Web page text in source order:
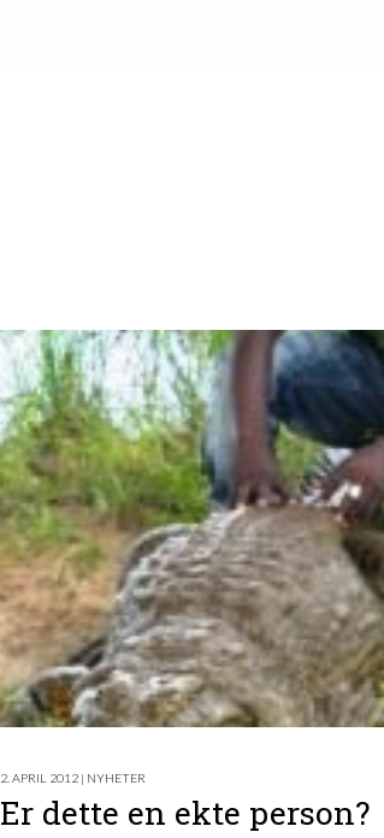
2. APRIL 2012 | NYHETER
Er dette en ekte person?